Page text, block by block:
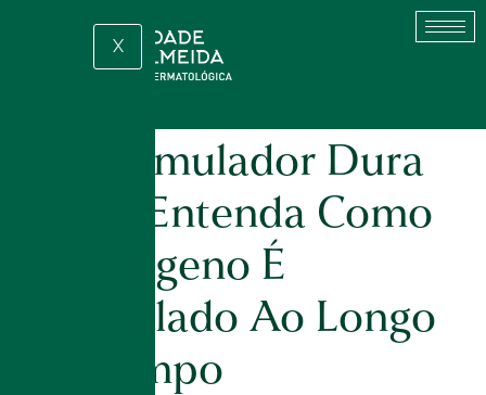
X
Bioestimulador Dura
Mais? Entenda Como
O Colágeno É
Estimulado Ao Longo
Do Tempo